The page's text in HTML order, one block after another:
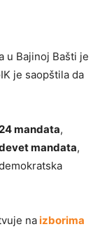
u Bajinoj Bašti je
je saopštila da
mandata,
mandata,
naizborima